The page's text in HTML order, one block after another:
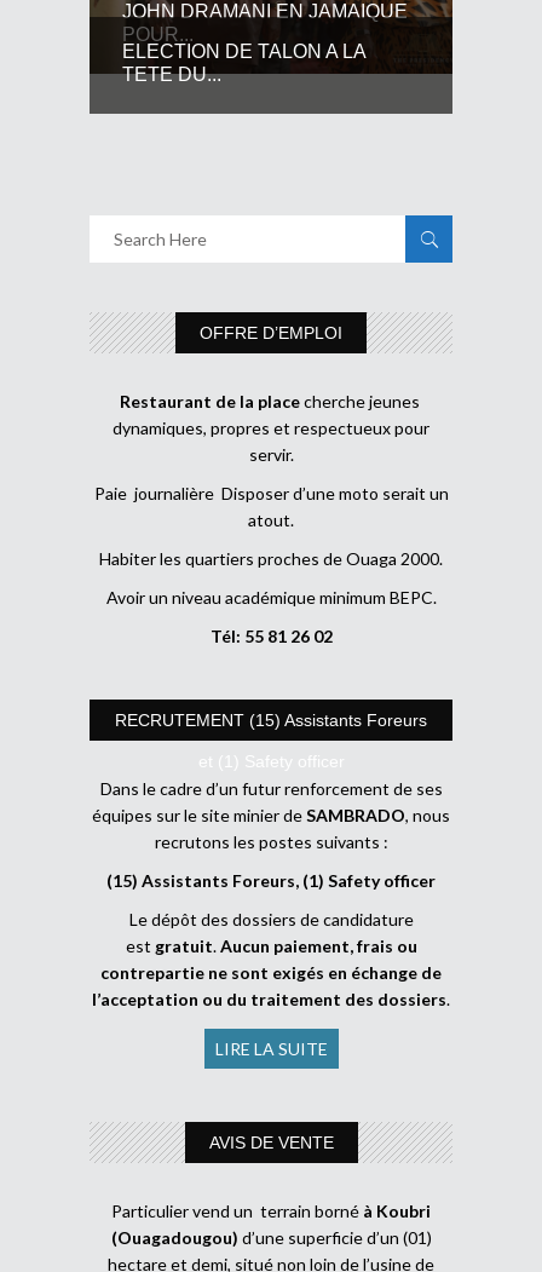
JOHN DRAMANI EN JAMAIQUE
POUR...
ELECTION DE TALON A LA
TETE DU...
OFFRE D’EMPLOI
Restaurant de la placecherche jeunes
dynamiques, propres et respectueux pour
servir.
Paie journalière Disposer d’une moto serait un
atout.
Habiter les quartiers proches de Ouaga 2000.
Avoir un niveau académique minimum BEPC.
Tél: 55 81 26 02
RECRUTEMENT (15) Assistants Foreurs
et (1) Safety officer
Dans le cadre d’un futur renforcement de ses
équipes sur le site minier deSAMBRADO, nous
recrutons les postes suivants :
(15) Assistants Foreurs, (1) Safety officer
Le dépôt des dossiers de candidature
est gratuit.Aucun paiement, frais ou
contrepartie ne sont exigés en échange de
l’acceptation ou du traitement des dossiers.
LIRE LA SUITE
AVIS DE VENTE
Particulier vend un terrain borné à Koubri
(Ouagadougou) d’une superficie d’un (01)
hectare et demi, situé non loin de l’usine de